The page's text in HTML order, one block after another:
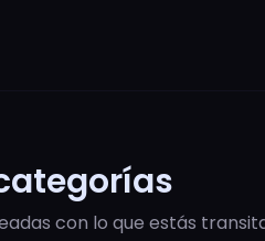
con lo que estás